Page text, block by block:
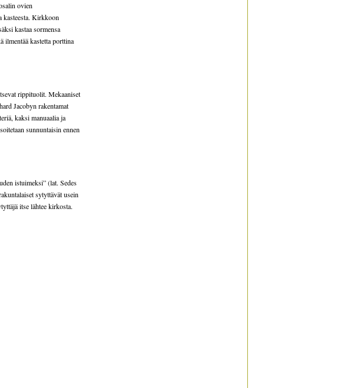
ovien
kasteesta. Kirkkoon
kastaa sormensa
ilmentää kastetta porttina
rippituolit. Mekaaniset
Jacobyn rakentamat
kaksi manuaalia ja
sunnuntaisin ennen
istuimeksi” (lat. Sedes
sytyttävät usein
itse lähtee kirkosta.